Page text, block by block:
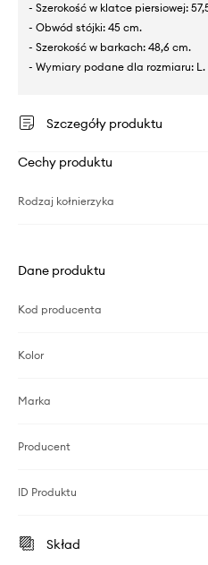
- Szerokość w klatce piersiowej:
- Obwód stójki: 45 cm.
- Szerokość w barkach: 48,6 cm.
- Wymiary podane dla rozmiaru: L.
Szczegóły produktu
Cechy produktu
Rodzaj kołnierzyka
Dane produktu
Kod producenta
Kolor
Marka
Producent
ID Produktu
Skład